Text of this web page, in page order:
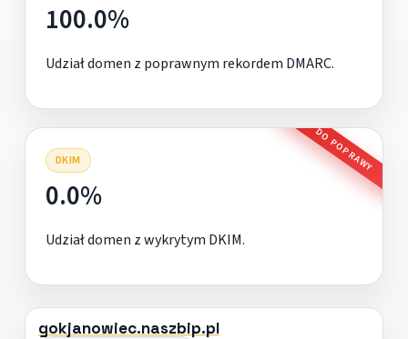
100.0%
Udział domen z poprawnym rekordem DMARC.
DKIM DO POPRAWY
0.0%
Udział domen z wykrytym DKIM.
gokjanowiec.naszbip.pl